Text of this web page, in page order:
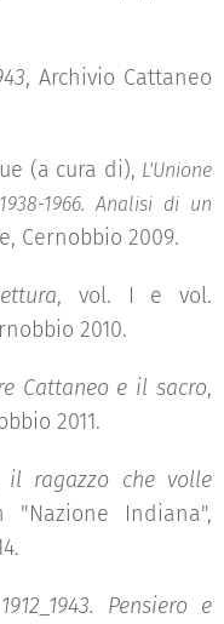
, Archivio Cattaneo
(a cura di), L'Unione
1966. Analisi di un
Cernobbio 2009.
, vol. I e vol.
2010.
Cattaneo e il sacro,
2011.
il ragazzo che volle
"Nazione Indiana",
Pensiero e